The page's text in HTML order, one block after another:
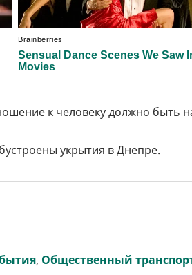
к человеку должно быть
укрытия в Днепре.
, Общественный